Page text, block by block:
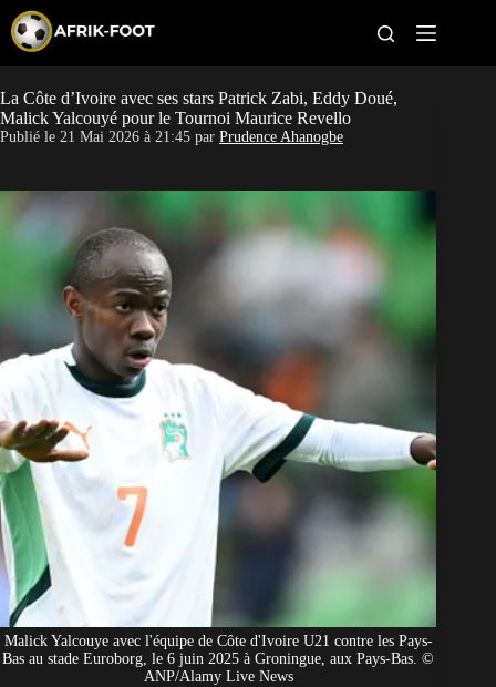
p
t
o
c
o
t
CAN féminine
Pays
Clubs
Classement
Paris sportifs
La Côte d’Ivoire avec ses stars Patrick Zabi, Eddy Doué,
Malick Yalcouyé pour le Tournoi Maurice Revello
Publié le 21 Mai 2026 à 21:45 par Prudence Ahanogbe
Malick Yalcouye avec l'équipe de Côte d'Ivoire U21 contre les Pays-
Bas au stade Euroborg, le 6 juin 2025 à Groningue, aux Pays-Bas. ©
ANP/Alamy Live News